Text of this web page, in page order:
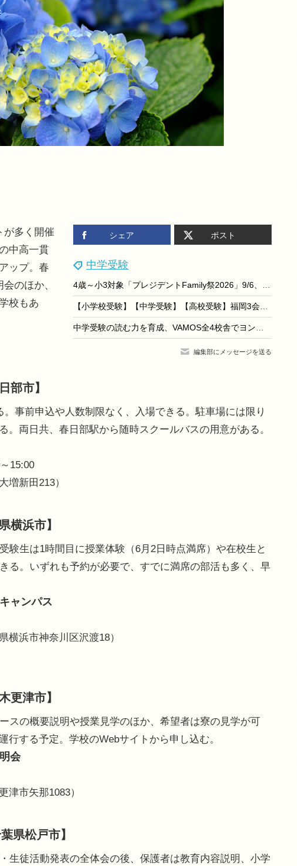
シェア ポスト
中学受験
4歳～小3対象「プレジデントFamily祭2026」9/6、東大医療体験も
【小学校受験】【中学受験】【高校受験】福岡3会場「私立小中高校展」8/22-23
中学受験の読む力を育成、VAMOS全4校舎でヨンデミー導入
編集部にメッセージを送る
多く開催
中高一貫
ップ。春
のほか、
校もあ
部市】
事前申込や人数制限なく、入場できる。駐車場には限り
両日共、春日部駅から随時スクールバスの用意がある。
15:00
増新田213）
横浜市】
生は1時間目に授業体験（6月2日時点満席）や在校生と
る。いずれも予約が必要で、すでに満席の部活も多く、早
ャンパス
横浜市神奈川区沢渡18）
更津市】
スの概要説明や授業見学のほか、希望者は寮の見学が可
する予定。学校のWebサイトから申し込む。
会
津市矢那1083）
葉県松戸市】
生徒活動発表の全体会の後、保護者は教育内容説明、小学